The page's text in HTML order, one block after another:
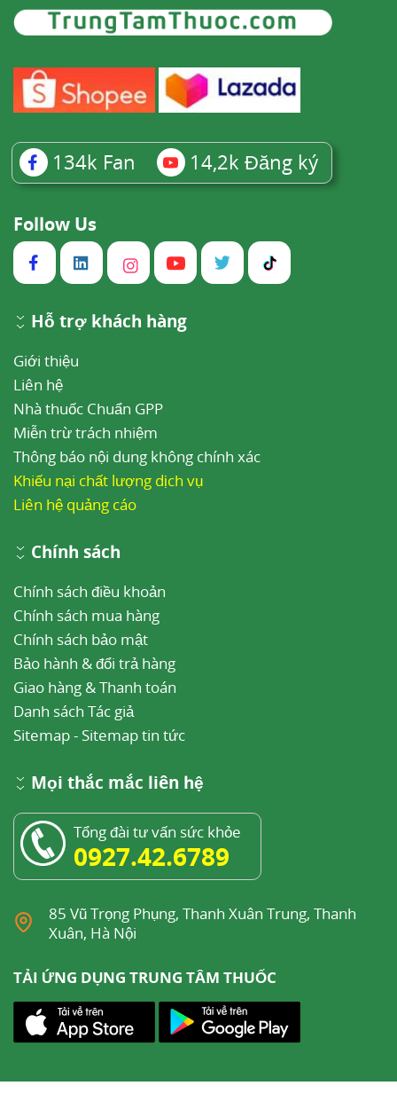
134k Fan 14,2k Đăng ký
Follow Us
Hỗ trợ khách hàng
Giới thiệu
Liên hệ
Nhà thuốc Chuẩn GPP
Miễn trừ trách nhiệm
Thông báo nội dung không chính xác
Khiếu nại chất lượng dịch vụ
Liên hệ quảng cáo
Chính sách
Chính sách điều khoản
Chính sách mua hàng
Chính sách bảo mật
Bảo hành & đổi trả hàng
Giao hàng & Thanh toán
Danh sách Tác giả
Sitemap- Sitemap tin tức
Mọi thắc mắc liên hệ
Tổng đài tư vấn sức khỏe
0927.42.6789
85 Vũ Trọng Phụng, Thanh Xuân Trung, Thanh
Xuân, Hà Nội
TẢI ỨNG DỤNG TRUNG TÂM THUỐC